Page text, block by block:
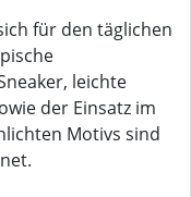
für den täglichen
leichte
der Einsatz im
Motivs sind